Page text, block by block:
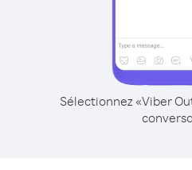
Sélectionnez «Viber